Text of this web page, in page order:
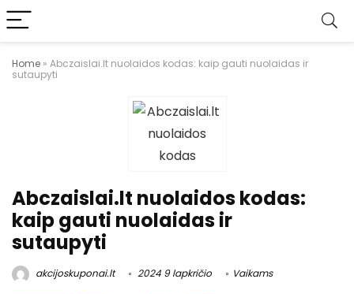
Home » Abczaislai.lt nuolaidos kodas: kaip gauti nuolaidas ir
sutaupyti
Abczaislai.lt nuolaidos kodas:
kaip gauti nuolaidas ir
sutaupyti
akcijoskuponai.lt 2024 9 lapkričio Vaikams